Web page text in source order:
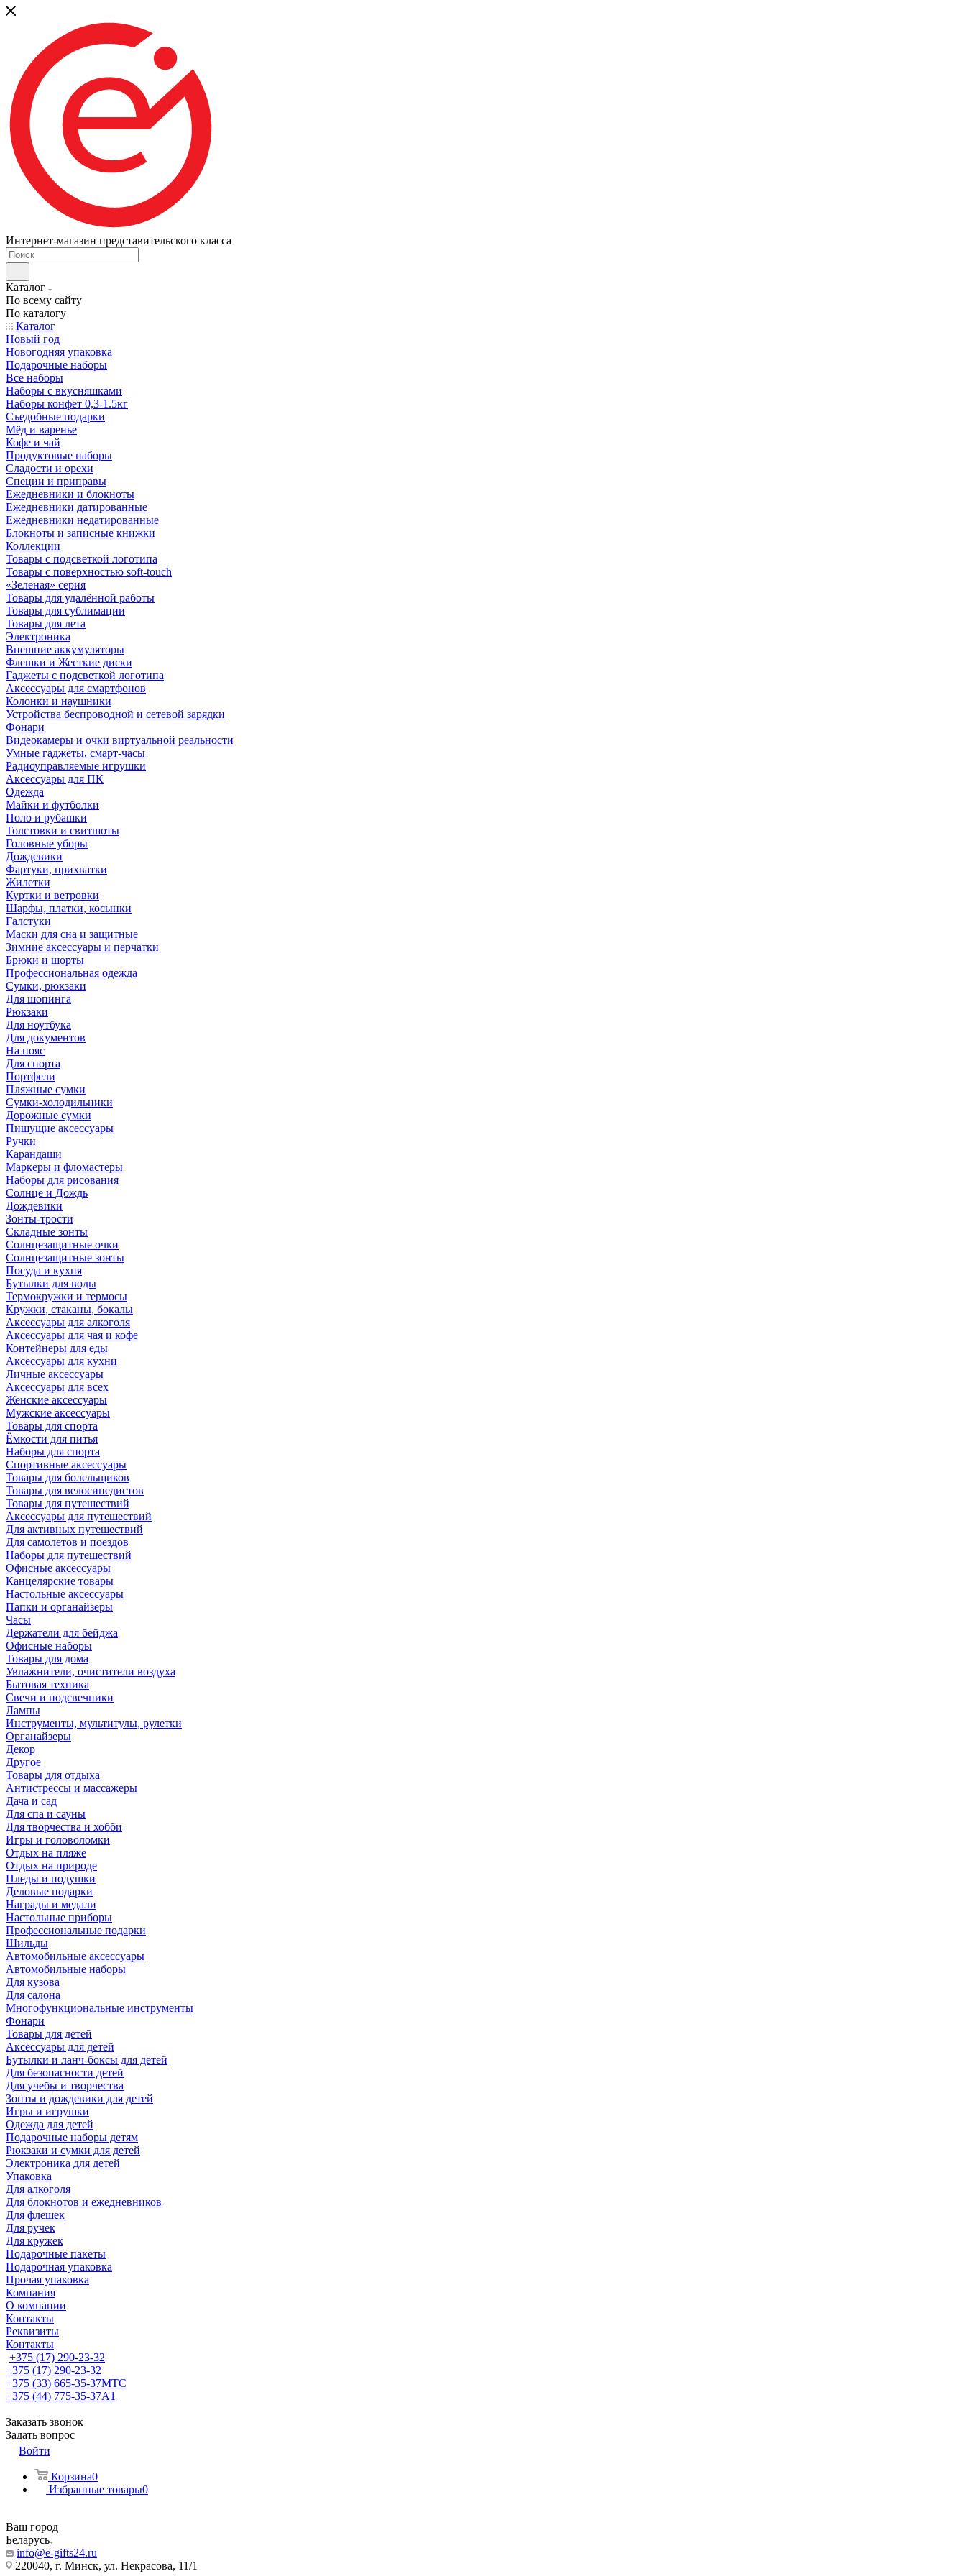
Интернет-магазин представительского класса
Каталог
По всему сайту
По каталогу
Каталог
Новый год
Новогодняя упаковка
Подарочные наборы
Все наборы
Наборы с вкусняшками
Наборы конфет 0,3-1.5кг
Съедобные подарки
Мёд и варенье
Кофе и чай
Продуктовые наборы
Сладости и орехи
Специи и приправы
Ежедневники и блокноты
Ежедневники датированные
Ежедневники недатированные
Блокноты и записные книжки
Коллекции
Товары с подсветкой логотипа
Товары с поверхностью soft-touch
«Зеленая» серия
Товары для удалённой работы
Товары для сублимации
Товары для лета
Электроника
Внешние аккумуляторы
Флешки и Жесткие диски
Гаджеты с подсветкой логотипа
Аксессуары для смартфонов
Колонки и наушники
Устройства беспроводной и сетевой зарядки
Фонари
Видеокамеры и очки виртуальной реальности
Умные гаджеты, смарт-часы
Радиоуправляемые игрушки
Аксессуары для ПК
Одежда
Майки и футболки
Поло и рубашки
Толстовки и свитшоты
Головные уборы
Дождевики
Фартуки, прихватки
Жилетки
Куртки и ветровки
Шарфы, платки, косынки
Галстуки
Маски для сна и защитные
Зимние аксессуары и перчатки
Брюки и шорты
Профессиональная одежда
Сумки, рюкзаки
Для шопинга
Рюкзаки
Для ноутбука
Для документов
На пояс
Для спорта
Портфели
Пляжные сумки
Сумки-холодильники
Дорожные сумки
Пишущие аксессуары
Ручки
Карандаши
Маркеры и фломастеры
Наборы для рисования
Солнце и Дождь
Дождевики
Зонты-трости
Складные зонты
Солнцезащитные очки
Солнцезащитные зонты
Посуда и кухня
Бутылки для воды
Термокружки и термосы
Кружки, стаканы, бокалы
Аксессуары для алкоголя
Аксессуары для чая и кофе
Контейнеры для еды
Аксессуары для кухни
Личные аксессуары
Аксессуары для всех
Женские аксессуары
Мужские аксессуары
Товары для спорта
Ёмкости для питья
Наборы для спорта
Спортивные аксессуары
Товары для болельщиков
Товары для велосипедистов
Товары для путешествий
Аксессуары для путешествий
Для активных путешествий
Для самолетов и поездов
Наборы для путешествий
Офисные аксессуары
Канцелярские товары
Настольные аксессуары
Папки и органайзеры
Часы
Держатели для бейджа
Офисные наборы
Товары для дома
Увлажнители, очистители воздуха
Бытовая техника
Свечи и подсвечники
Лампы
Инструменты, мультитулы, рулетки
Органайзеры
Декор
Другое
Товары для отдыха
Антистрессы и массажеры
Дача и сад
Для спа и сауны
Для творчества и хобби
Игры и головоломки
Отдых на пляже
Отдых на природе
Пледы и подушки
Деловые подарки
Награды и медали
Настольные приборы
Профессиональные подарки
Шильды
Автомобильные аксессуары
Автомобильные наборы
Для кузова
Для салона
Многофункциональные инструменты
Фонари
Товары для детей
Аксессуары для детей
Бутылки и ланч-боксы для детей
Для безопасности детей
Для учебы и творчества
Зонты и дождевики для детей
Игры и игрушки
Одежда для детей
Подарочные наборы детям
Рюкзаки и сумки для детей
Электроника для детей
Упаковка
Для алкоголя
Для блокнотов и ежедневников
Для флешек
Для ручек
Для кружек
Подарочные пакеты
Подарочная упаковка
Прочая упаковка
Компания
О компании
Контакты
Реквизиты
Контакты
+375 (17) 290-23-32
+375 (17) 290-23-32
+375 (33) 665-35-37МТС
+375 (44) 775-35-37А1
Заказать звонок
Задать вопрос
Войти
Корзина0
Избранные товары0
Ваш город
Беларусь
info@e-gifts24.ru
220040, г. Минск, ул. Некрасова, 11/1